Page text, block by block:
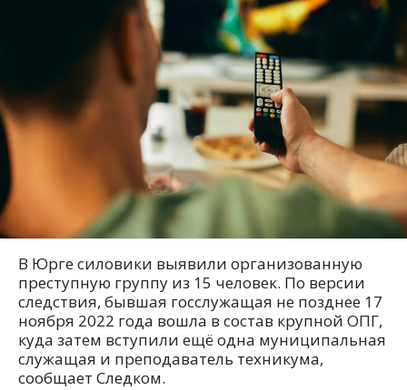
В Юрге силовики выявили организованную
преступную группу из 15 человек. По версии
следствия, бывшая госслужащая не позднее 17
ноября 2022 года вошла в состав крупной ОПГ,
куда затем вступили ещё одна муниципальная
служащая и преподаватель техникума,
сообщает Следком.